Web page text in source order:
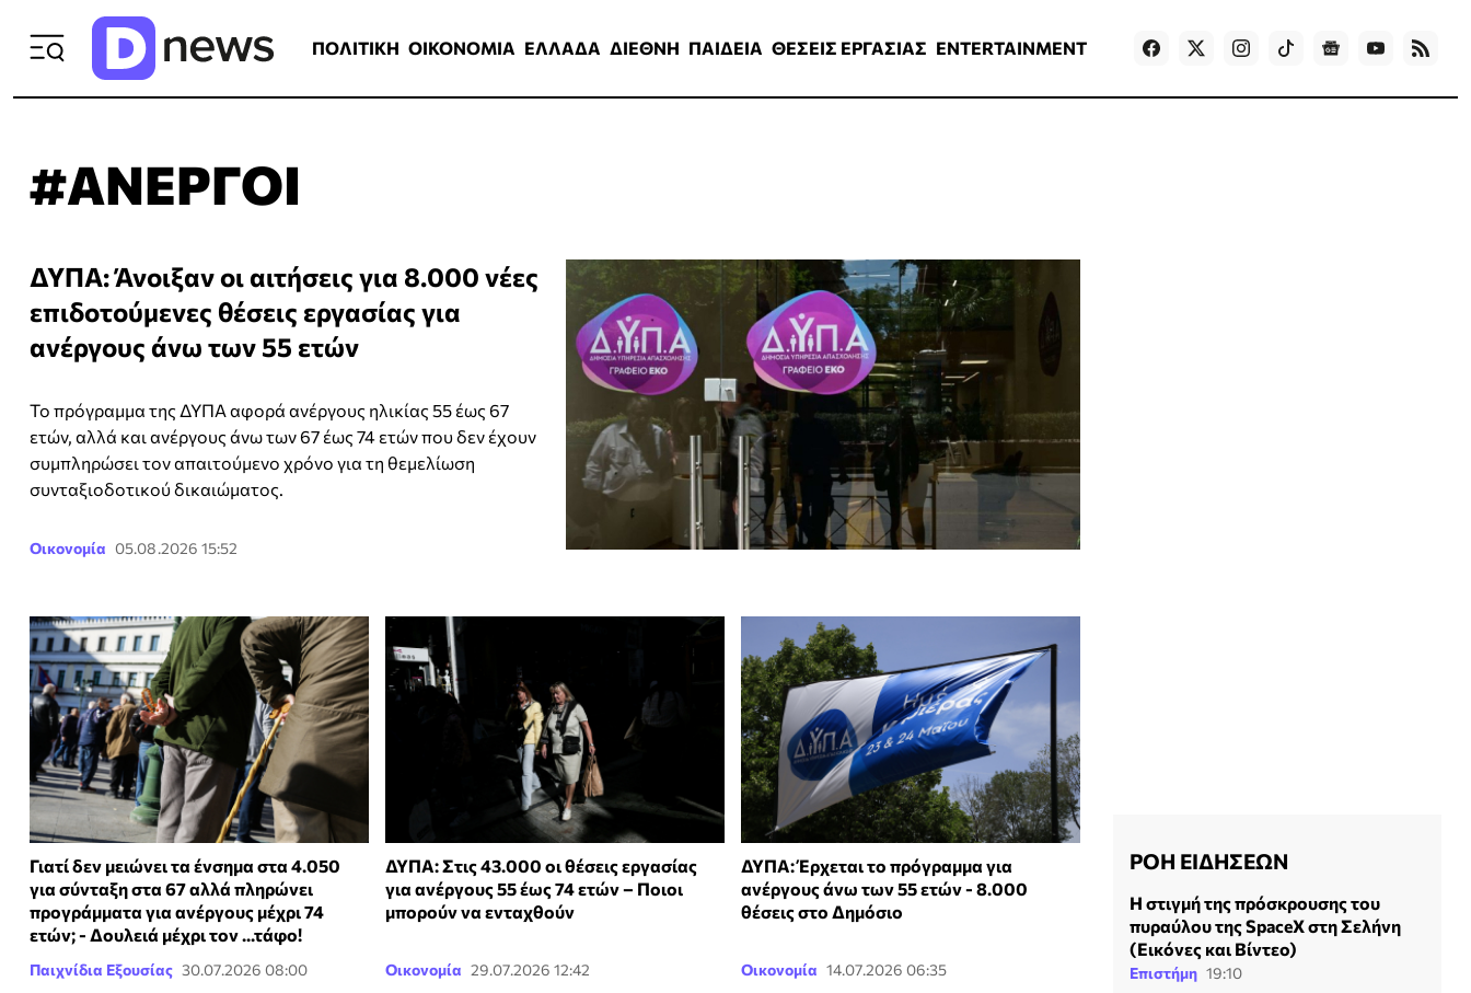
ΠΟΛΙΤΙΚΗ ΟΙΚΟΝΟΜΙΑ ΕΛΛΑΔΑ ΔΙΕΘΝΗ ΠΑΙΔΕΙΑ ΘΕΣΕΙΣ ΕΡΓΑΣΙΑΣ ENTERTAINMENT Games
#ΑΝΕΡΓΟΙ
ΔΥΠΑ: Άνοιξαν οι αιτήσεις για 8.000 νέες
επιδοτούμενες θέσεις εργασίας για
ανέργους άνω των 55 ετών
Το πρόγραμμα της ΔΥΠΑ αφορά ανέργους ηλικίας 55 έως 67
ετών, αλλά και ανέργους άνω των 67 έως 74 ετών που δεν έχουν
συμπληρώσει τον απαιτούμενο χρόνο για τη θεμελίωση
συνταξιοδοτικού δικαιώματος.
Οικονομία 05.08.2026 15:52
Γιατί δεν μειώνει τα ένσημα στα 4.050
για σύνταξη στα 67 αλλά πληρώνει
προγράμματα για ανέργους μέχρι 74
ετών; - Δουλειά μέχρι τον ...τάφο!
Παιχνίδια Εξουσίας 30.07.2026 08:00
ΔΥΠΑ: Στις 43.000 οι θέσεις εργασίας
για ανέργους 55 έως 74 ετών – Ποιοι
μπορούν να ενταχθούν
Οικονομία 29.07.2026 12:42
ΔΥΠΑ: Έρχεται το πρόγραμμα για
ανέργους άνω των 55 ετών - 8.000
θέσεις στο Δημόσιο
Οικονομία 14.07.2026 06:35
ΡΟΗ ΕΙΔΗΣΕΩΝ
Η στιγμή της πρόσκρουσης του
πυραύλου της SpaceX στη Σελήνη
(Εικόνες και Βίντεο)
Επιστήμη 19:10